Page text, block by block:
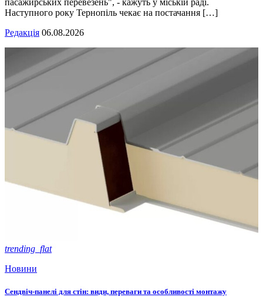
пасажирських перевезень", - кажуть у міській раді.
Наступного року Тернопіль чекає на постачання […]
Редакція 06.08.2026
trending_flat
Новини
Сендвіч-панелі для стін: види, переваги та особливості монтажу